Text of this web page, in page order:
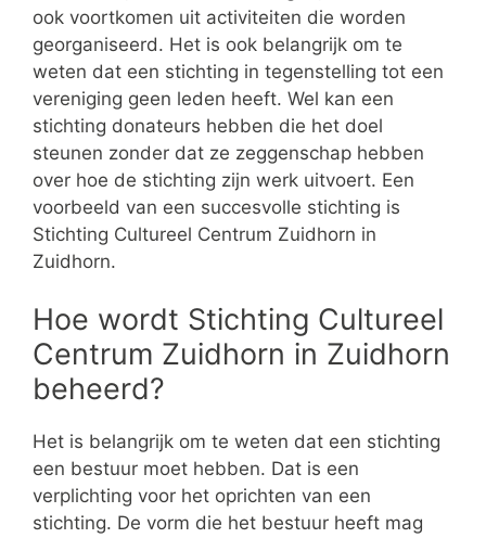
ook voortkomen uit activiteiten die worden
georganiseerd. Het is ook belangrijk om te
weten dat een stichting in tegenstelling tot een
vereniging geen leden heeft. Wel kan een
stichting donateurs hebben die het doel
steunen zonder dat ze zeggenschap hebben
over hoe de stichting zijn werk uitvoert. Een
voorbeeld van een succesvolle stichting is
Stichting Cultureel Centrum Zuidhorn in
Zuidhorn.
Hoe wordt Stichting Cultureel
Centrum Zuidhorn in Zuidhorn
beheerd?
Het is belangrijk om te weten dat een stichting
een bestuur moet hebben. Dat is een
verplichting voor het oprichten van een
stichting. De vorm die het bestuur heeft mag